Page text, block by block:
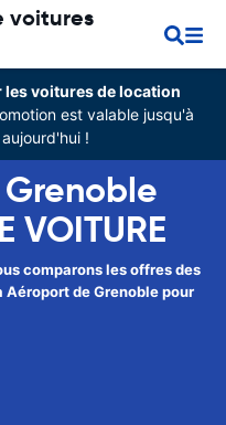
voitures
voitures de location
est valable jusqu'à
!
VOITURE
comparons les offres des
de Grenoble pour